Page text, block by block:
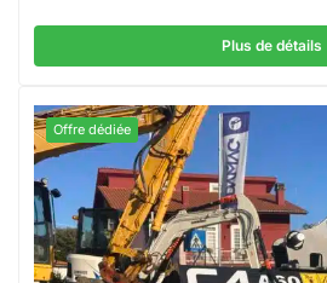
Plus de détails
Offre dédiée